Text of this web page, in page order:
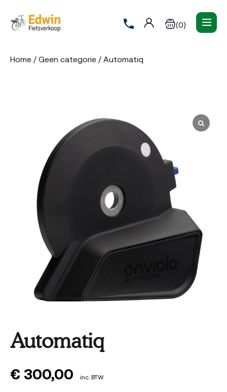
(0)
Home / Geen categorie / Automatiq
Automatiq
€ 300,00 inc. BTW